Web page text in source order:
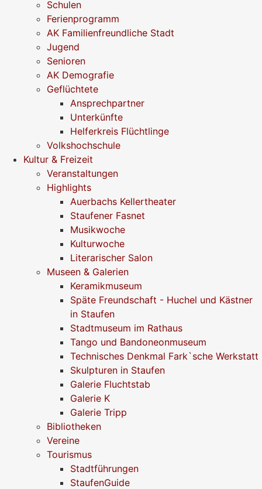
Schulen
Ferienprogramm
AK Familienfreundliche Stadt
Jugend
Senioren
AK Demografie
Geflüchtete
Ansprechpartner
Unterkünfte
Helferkreis Flüchtlinge
Volkshochschule
Kultur & Freizeit
Veranstaltungen
Highlights
Auerbachs Kellertheater
Staufener Fasnet
Musikwoche
Kulturwoche
Literarischer Salon
Museen & Galerien
Keramikmuseum
Späte Freundschaft - Huchel und Kästner
in Staufen
Stadtmuseum im Rathaus
Tango und Bandoneonmuseum
Technisches Denkmal Fark`sche Werkstatt
Skulpturen in Staufen
Galerie Fluchtstab
Galerie K
Galerie Tripp
Bibliotheken
Vereine
Tourismus
Stadtführungen
StaufenGuide